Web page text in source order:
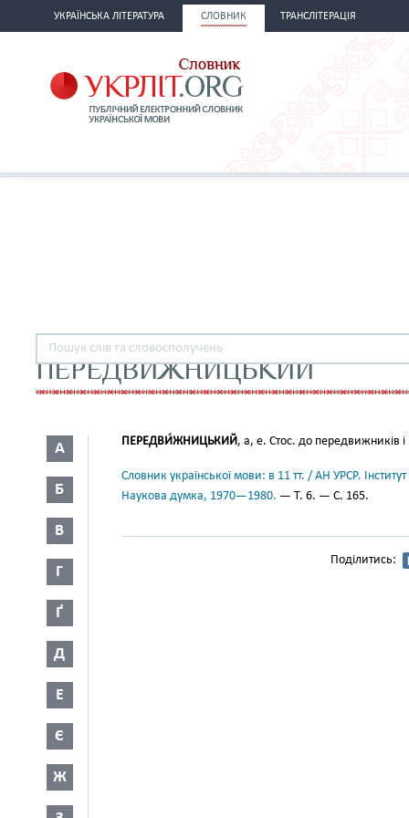
УКРАЇНСЬКА ЛІТЕРАТУРА СЛОВНИК ТРАНСЛІТЕРАЦІЯ
ПЕРЕДВИЖНИЦЬКИЙ
А
Б
В
Г
Ґ
Д
Е
Є
Ж
ПЕРЕДВИ́ЖНИЦЬКИЙ, а, е. Стос. до передвижників
Словник української мови: в 11 тт. / АН УРСР.
Наукова думка, 1970—1980. — Т. 6. — С. 165.
Поділитись: